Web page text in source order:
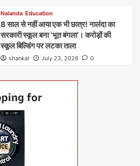
Nalanda Education
8 साल से नहीं आया एक भी छात्र! नालंदा का
सरकारी स्कूल बना ‘भूत बंगला’। करोड़ों की
स्कूल बिल्डिंग पर लटका ताला
shankar July 23, 2026 0